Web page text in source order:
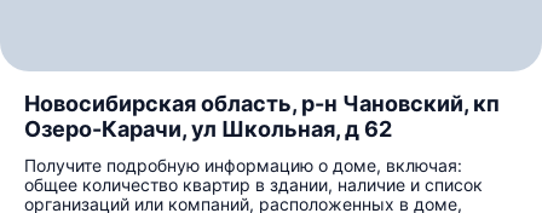
Новосибирская область, р-н Чановский, кп
Озеро-Карачи, ул Школьная, д 62
Получите подробную информацию о доме, включая:
общее количество квартир в здании, наличие и список
организаций или компаний, расположенных в доме,